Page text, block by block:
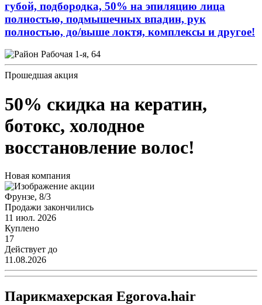
губой, подбородка, 50% на эпиляцию лица
полностью, подмышечных впадин, рук
полностью, до/выше локтя, комплексы и другое!
Рабочая 1-я, 64
Прошедшая акция
50% скидка на кератин,
ботокс, холодное
восстановление волос!
Новая компания
Фрунзе, 8/3
Продажи закончились
11 июл. 2026
Куплено
17
Действует до
11.08.2026
Парикмахерская Egorova.hair